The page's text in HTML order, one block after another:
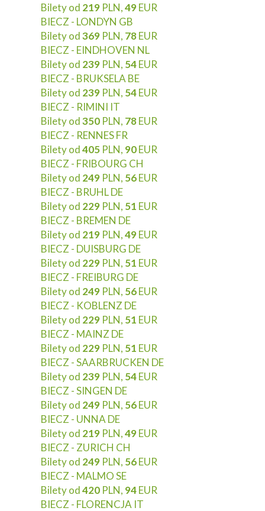
Bilety od 219 PLN,49EUR
BIECZ - LONDYN GB
Bilety od369 PLN, 78EUR
BIECZ - EINDHOVEN NL
Bilety od 239 PLN, 54EUR
BIECZ - BRUKSELA BE
Bilety od 239 PLN, 54EUR
BIECZ - RIMINI IT
Bilety od350 PLN, 78EUR
BIECZ - RENNES FR
Bilety od405 PLN, 90EUR
BIECZ - FRIBOURG CH
Bilety od 249 PLN, 56EUR
BIECZ - BRUHL DE
Bilety od 229 PLN, 51 EUR
BIECZ - BREMEN DE
Bilety od 219 PLN,49EUR
BIECZ - DUISBURG DE
Bilety od 229 PLN, 51 EUR
BIECZ - FREIBURG DE
Bilety od 249 PLN, 56EUR
BIECZ - KOBLENZ DE
Bilety od 229 PLN, 51 EUR
BIECZ - MAINZ DE
Bilety od 229 PLN, 51 EUR
BIECZ - SAARBRUCKEN DE
Bilety od 239 PLN, 54EUR
BIECZ - SINGEN DE
Bilety od 249 PLN, 56EUR
BIECZ - UNNA DE
Bilety od 219 PLN,49EUR
BIECZ - ZURICH CH
Bilety od 249 PLN, 56EUR
BIECZ - MALMO SE
Bilety od420 PLN, 94EUR
BIECZ - FLORENCJA IT